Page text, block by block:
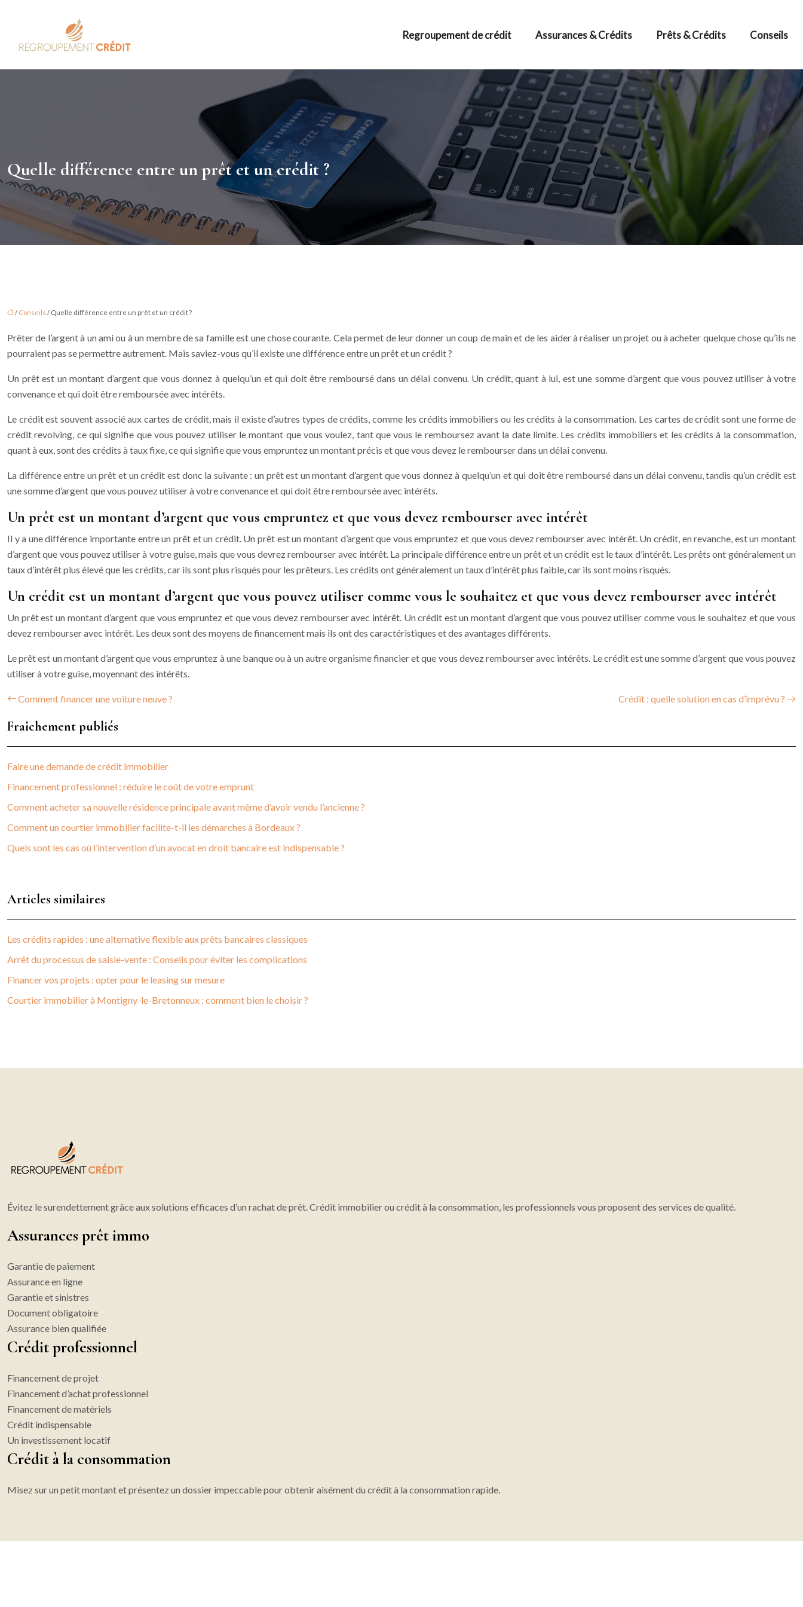
Regroupement de crédit Assurances & Crédits Prêts & Crédits Conseils
Quelle différence entre un prêt et un crédit ?
/ Conseils / Quelle différence entre un prêt et un crédit ?
Prêter de l’argent à un ami ou à un membre de sa famille est une chose courante. Cela permet de leur donner un coup de main et de les aider à réaliser un projet ou à acheter quelque chose qu’ils ne
pourraient pas se permettre autrement. Mais saviez-vous qu’il existe une différence entre un prêt et un crédit ?
Un prêt est un montant d’argent que vous donnez à quelqu’un et qui doit être remboursé dans un délai convenu. Un crédit, quant à lui, est une somme d’argent que vous pouvez utiliser à votre
convenance et qui doit être remboursée avec intérêts.
Le crédit est souvent associé aux cartes de crédit, mais il existe d’autres types de crédits, comme les crédits immobiliers ou les crédits à la consommation. Les cartes de crédit sont une forme de
crédit revolving, ce qui signifie que vous pouvez utiliser le montant que vous voulez, tant que vous le remboursez avant la date limite. Les crédits immobiliers et les crédits à la consommation,
quant à eux, sont des crédits à taux fixe, ce qui signifie que vous empruntez un montant précis et que vous devez le rembourser dans un délai convenu.
La différence entre un prêt et un crédit est donc la suivante : un prêt est un montant d’argent que vous donnez à quelqu’un et qui doit être remboursé dans un délai convenu, tandis qu’un crédit est
une somme d’argent que vous pouvez utiliser à votre convenance et qui doit être remboursée avec intérêts.
Un prêt est un montant d’argent que vous empruntez et que vous devez rembourser avec intérêt
Il y a une différence importante entre un prêt et un crédit. Un prêt est un montant d’argent que vous empruntez et que vous devez rembourser avec intérêt. Un crédit, en revanche, est un montant
d’argent que vous pouvez utiliser à votre guise, mais que vous devrez rembourser avec intérêt. La principale différence entre un prêt et un crédit est le taux d’intérêt. Les prêts ont généralement un
taux d’intérêt plus élevé que les crédits, car ils sont plus risqués pour les prêteurs. Les crédits ont généralement un taux d’intérêt plus faible, car ils sont moins risqués.
Un crédit est un montant d’argent que vous pouvez utiliser comme vous le souhaitez et que vous devez rembourser avec intérêt
Un prêt est un montant d’argent que vous empruntez et que vous devez rembourser avec intérêt. Un crédit est un montant d’argent que vous pouvez utiliser comme vous le souhaitez et que vous
devez rembourser avec intérêt. Les deux sont des moyens de financement mais ils ont des caractéristiques et des avantages différents.
Le prêt est un montant d’argent que vous empruntez à une banque ou à un autre organisme financier et que vous devez rembourser avec intérêts. Le crédit est une somme d’argent que vous pouvez
utiliser à votre guise, moyennant des intérêts.
Comment financer une voiture neuve ? Crédit : quelle solution en cas d’imprévu ?
Fraîchement publiés
Faire une demande de crédit immobilier
Financement professionnel : réduire le coût de votre emprunt
Comment acheter sa nouvelle résidence principale avant même d’avoir vendu l’ancienne ?
Comment un courtier immobilier facilite-t-il les démarches à Bordeaux ?
Quels sont les cas où l’intervention d’un avocat en droit bancaire est indispensable ?
Articles similaires
Les crédits rapides : une alternative flexible aux prêts bancaires classiques
Arrêt du processus de saisie-vente : Conseils pour éviter les complications
Financer vos projets : opter pour le leasing sur mesure
Courtier immobilier à Montigny-le-Bretonneux : comment bien le choisir ?
Évitez le surendettement grâce aux solutions efficaces d’un rachat de prêt. Crédit immobilier ou crédit à la consommation, les professionnels vous proposent des services de qualité.
Assurances prêt immo
Garantie de paiement
Assurance en ligne
Garantie et sinistres
Document obligatoire
Assurance bien qualifiée
Crédit professionnel
Financement de projet
Financement d’achat professionnel
Financement de matériels
Crédit indispensable
Un investissement locatif
Crédit à la consommation
Misez sur un petit montant et présentez un dossier impeccable pour obtenir aisément du crédit à la consommation rapide.